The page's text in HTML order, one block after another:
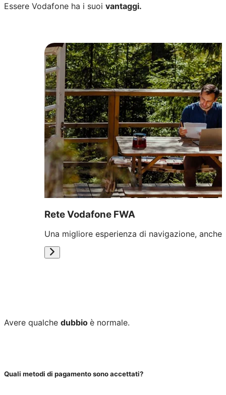
Essere Vodafone ha i suoi vantaggi.
Rete Vodafone FWA
Una migliore esperienza di navigazione,
Avere qualche dubbio è normale.
Quali metodi di pagamento sono accettati?